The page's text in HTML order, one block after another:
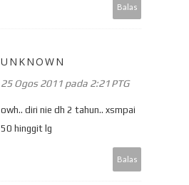
Balas
UNKNOWN
25 Ogos 2011 pada 2:21 PTG
owh.. diri nie dh 2 tahun.. xsmpai
50 hinggit lg
Balas